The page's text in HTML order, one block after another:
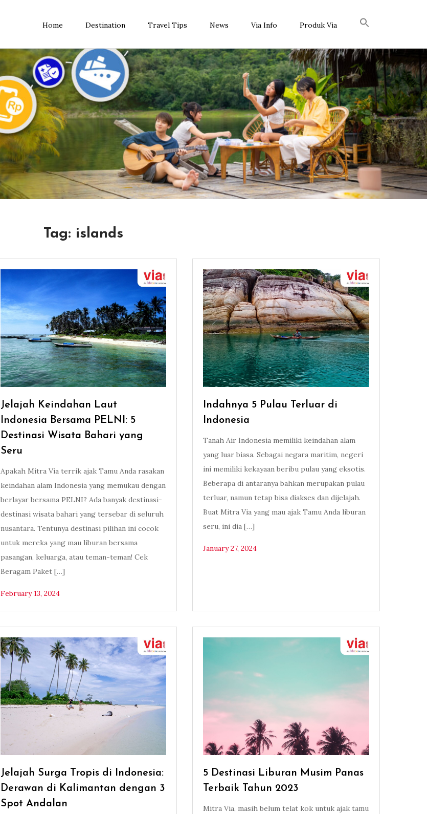
Home Destination Travel Tips News Via Info Produk Via
Tag: islands
Jelajah Keindahan Laut
Indonesia Bersama PELNI: 5
Destinasi Wisata Bahari yang
Seru
Apakah Mitra Via terrik ajak Tamu Anda rasakan
keindahan alam Indonesia yang memukau dengan
berlayar bersama PELNI? Ada banyak destinasi-
destinasi wisata bahari yang tersebar di seluruh
nusantara. Tentunya destinasi pilihan ini cocok
untuk mereka yang mau liburan bersama
pasangan, keluarga, atau teman-teman! Cek
Beragam Paket […]
February 13, 2024
Indahnya 5 Pulau Terluar di
Indonesia
Tanah Air Indonesia memiliki keindahan alam
yang luar biasa. Sebagai negara maritim, negeri
ini memiliki kekayaan beribu pulau yang eksotis.
Beberapa di antaranya bahkan merupakan pulau
terluar, namun tetap bisa diakses dan dijelajah.
Buat Mitra Via yang mau ajak Tamu Anda liburan
seru, ini dia […]
January 27, 2024
Jelajah Surga Tropis di Indonesia:
Derawan di Kalimantan dengan 3
Spot Andalan
5 Destinasi Liburan Musim Panas
Terbaik Tahun 2023
Mitra Via, masih belum telat kok untuk ajak tamu